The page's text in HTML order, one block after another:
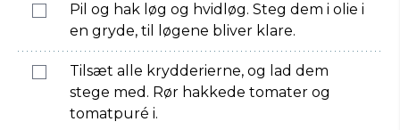
Pil og hak løg og hvidløg. Steg dem i olie i
en gryde, til løgene bliver klare.
Tilsæt alle krydderierne, og lad dem
stege med. Rør hakkede tomater og
tomatpuré i.